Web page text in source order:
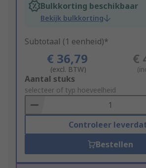
Bulkkorting beschikbaar
Bekijk bulkkorting
Subtotaal (1 eenheid)*
€ 36,79
(excl. BTW)
€
Add
to
Basket
Aantal stuks
selecteer of typ hoeveelheid
Controleer
Bestellen